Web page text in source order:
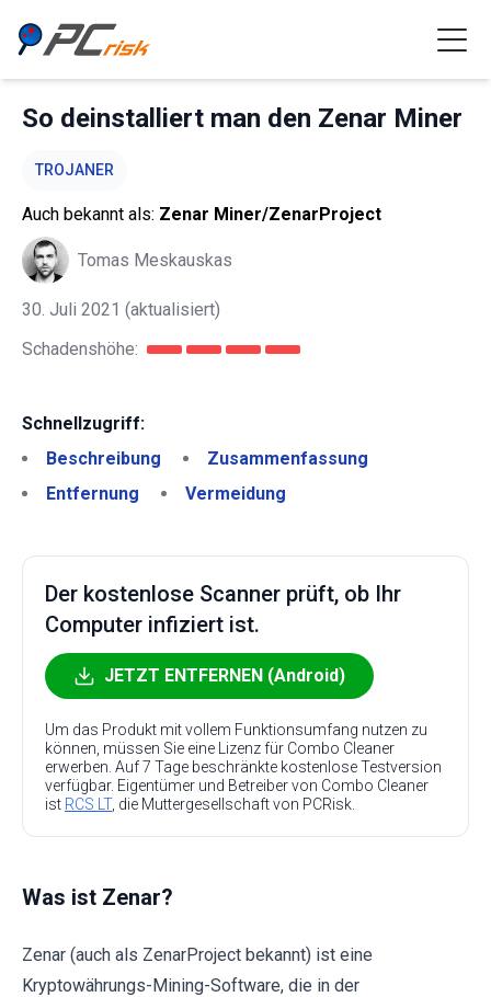
So deinstalliert man den Zenar Miner
TROJANER
Auch bekannt als: Zenar Miner/ZenarProject
Tomas Meskauskas
30. Juli 2021 (aktualisiert)
Schadenshöhe:
Schnellzugriff:
Beschreibung
Zusammenfassung
Entfernung
Vermeidung
Der kostenlose Scanner prüft, ob Ihr
Computer infiziert ist.
JETZT ENTFERNEN (Android)
Um das Produkt mit vollem Funktionsumfang nutzen zu
können, müssen Sie eine Lizenz für Combo Cleaner
erwerben. Auf 7 Tage beschränkte kostenlose Testversion
verfügbar. Eigentümer und Betreiber von Combo Cleaner
ist RCS LT, die Muttergesellschaft von PCRisk.
Was ist Zenar?
Zenar (auch als ZenarProject bekannt) ist eine
Kryptowährungs-Mining-Software, die in der